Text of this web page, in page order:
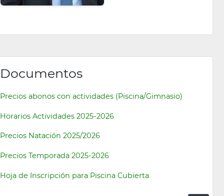
Documentos
Precios abonos con actividades (Piscina/Gimnasio)
Horarios Actividades 2025-2026
Precios Natación 2025/2026
Precios Temporada 2025-2026
Hoja de Inscripción para Piscina Cubierta